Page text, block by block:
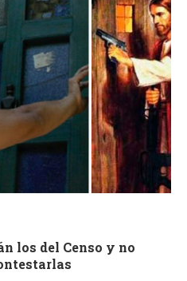
los del Censo y no